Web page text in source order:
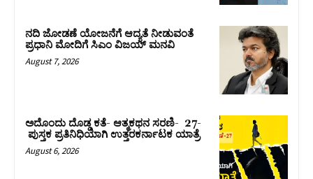
ನದಿ ಜೋಡಣೆ ಯೋಜನೆಗೆ ಆದ್ಯತೆ ನೀಡುವಂತೆ
ಪ್ರಧಾನಿ ಮೋದಿಗೆ ಸಿಎಂ ವಿಜಯ್‌ ಮನವಿ
August 7, 2026
ಅದೊಂದು ದೊಡ್ಡ ಕತೆ- ಆತ್ಮಕಥನ ಸರಣಿ- 27-
ಪುಸ್ತಕ ಪ್ರತಿನಿಧಿಯಾಗಿ ಉತ್ತರಕರ್ನಾಟಕ ಯಾತ್ರೆ
August 6, 2026